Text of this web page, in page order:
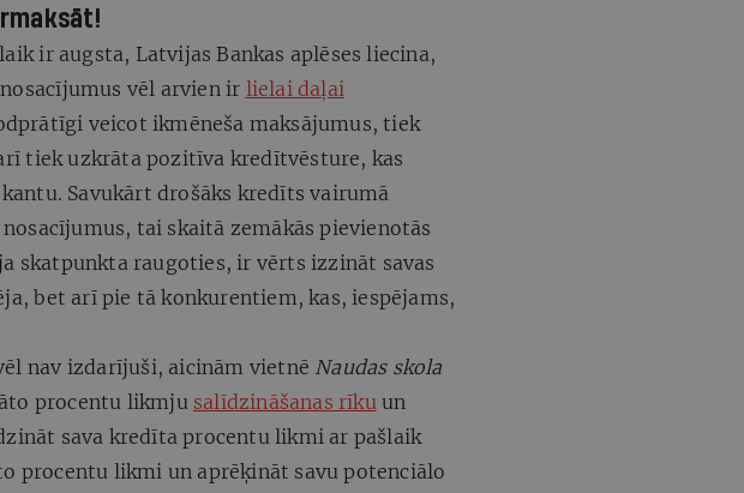
ir augsta, Latvijas Bankas aplēses liecina,
vēl arvien ir lielai daļai
veicot ikmēneša maksājumus, tiek
tiek uzkrāta pozitīva kredītvēsture, kas
Savukārt drošāks kredīts vairumā
tai skaitā zemākās pievienotās
skatpunkta raugoties, ir vērts izzināt savas
bet arī pie tā konkurentiem, kas, iespējams,
nav izdarījuši, aicinām vietnē Naudas skola
procentu likmju salīdzināšanas rīkuun
sava kredīta procentu likmi ar pašlaik
procentu likmi un aprēķināt savu potenciālo